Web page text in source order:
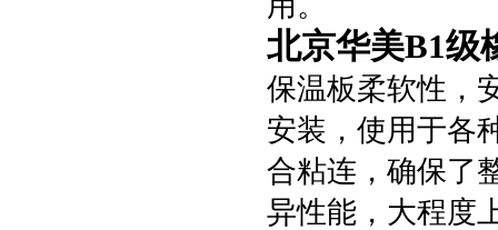
北京华美B1级
保温板柔软性，
安装，使用于各
合粘连，确保了
异性能，大程度